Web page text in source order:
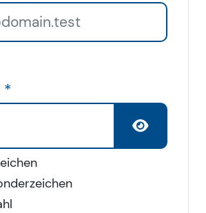
*
, nicht erfüllt
, nicht erfüllt
, nicht erfüllt